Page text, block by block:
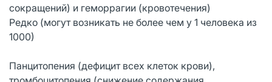
сокращений) и геморрагии (кровотечения)
Редко (могут возникать не более чем у 1 человека из
1000)
Панцитопения (дефицит всех клеток крови),